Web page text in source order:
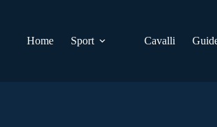
Home
Sport Cavalli